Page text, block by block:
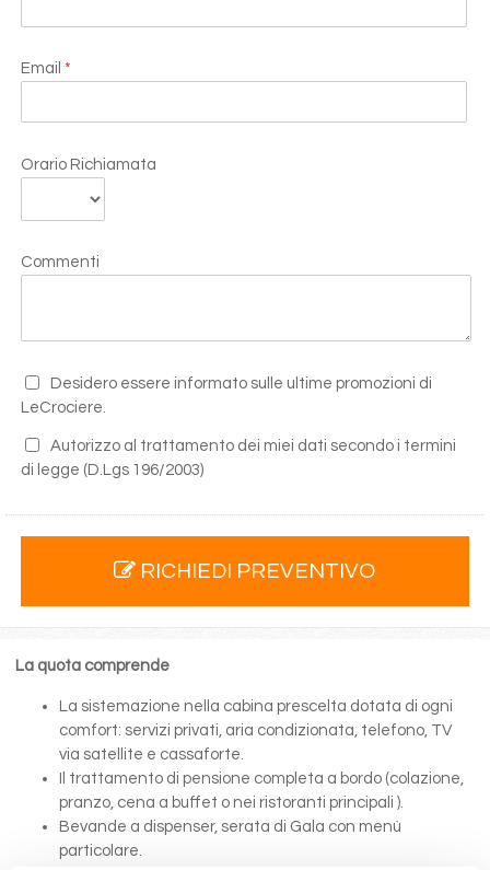
Email *
Orario Richiamata
Commenti
Desidero essere informato sulle ultime promozioni di
LeCrociere.
Autorizzo al trattamento dei miei dati secondo i termini
di legge (D.Lgs 196/2003)
RICHIEDI PREVENTIVO
La quota comprende
La sistemazione nella cabina prescelta dotata di ogni
comfort: servizi privati, aria condizionata, telefono, TV
via satellite e cassaforte.
Il trattamento di pensione completa a bordo (colazione,
pranzo, cena a buffet o nei ristoranti principali ).
Bevande a dispenser, serata di Gala con menù
particolare.